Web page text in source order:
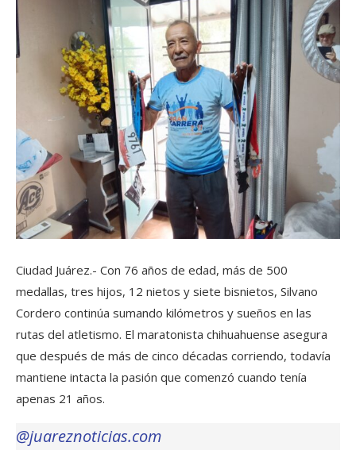
Ciudad Juárez.- Con 76 años de edad, más de 500
medallas, tres hijos, 12 nietos y siete bisnietos, Silvano
Cordero continúa sumando kilómetros y sueños en las
rutas del atletismo. El maratonista chihuahuense asegura
que después de más de cinco décadas corriendo, todavía
mantiene intacta la pasión que comenzó cuando tenía
apenas 21 años.
@juareznoticias.com